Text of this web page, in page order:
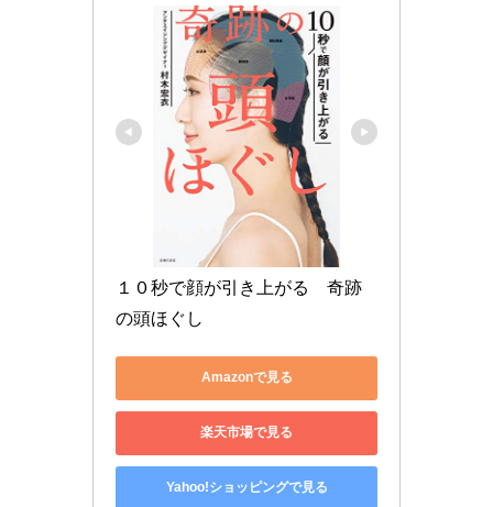
１０秒で顔が引き上がる　奇跡
の頭ほぐし
Amazonで見る
楽天市場で見る
Yahoo!ショッピングで見る